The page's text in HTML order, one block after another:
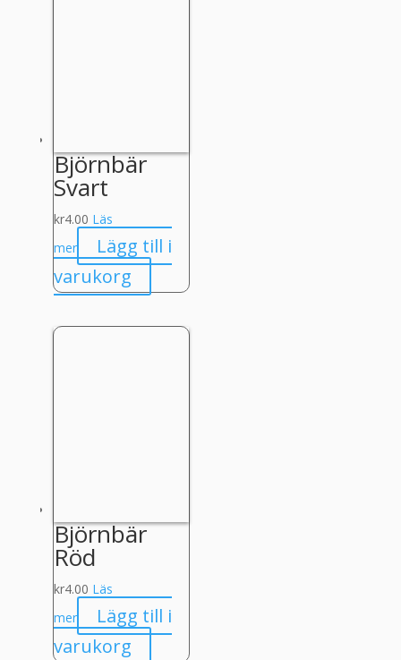
Björnbär
Svart
kr4.00 Läs
mer
Lägg till i
varukorg
Björnbär
Röd
kr4.00 Läs
mer
Lägg till i
varukorg